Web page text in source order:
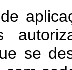
se